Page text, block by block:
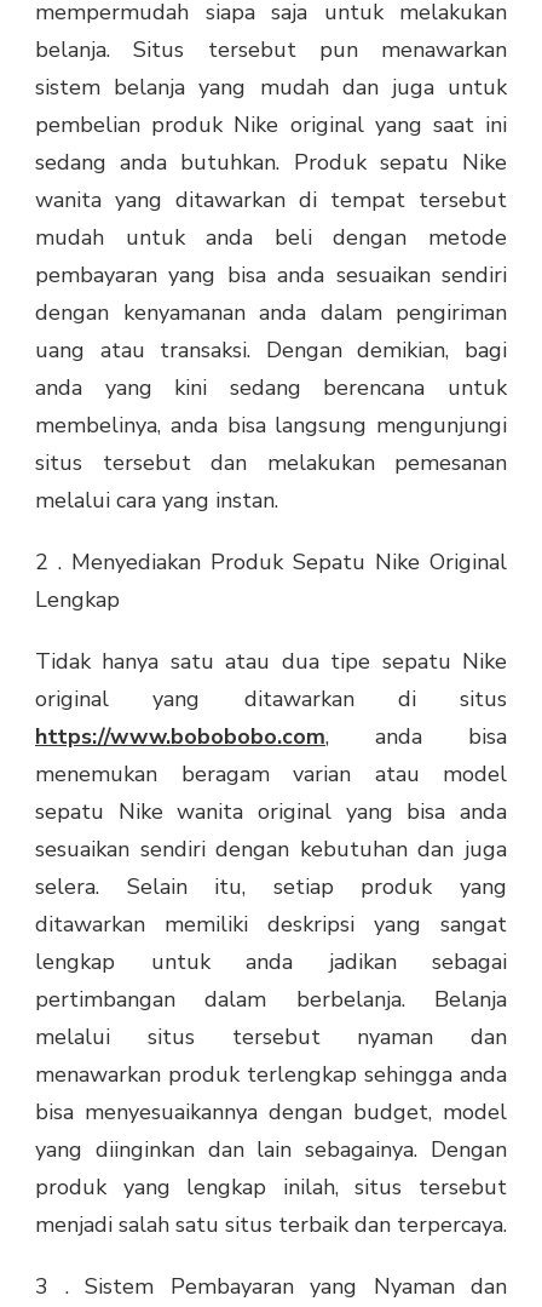
mempermudah siapa saja untuk melakukan
belanja. Situs tersebut pun menawarkan
sistem belanja yang mudah dan juga untuk
pembelian produk Nike original yang saat ini
sedang anda butuhkan. Produk sepatu Nike
wanita yang ditawarkan di tempat tersebut
mudah untuk anda beli dengan metode
pembayaran yang bisa anda sesuaikan sendiri
dengan kenyamanan anda dalam pengiriman
uang atau transaksi. Dengan demikian, bagi
anda yang kini sedang berencana untuk
membelinya, anda bisa langsung mengunjungi
situs tersebut dan melakukan pemesanan
melalui cara yang instan.
2 . Menyediakan Produk Sepatu Nike Original
Lengkap
Tidak hanya satu atau dua tipe sepatu Nike
original yang ditawarkan di situs
https://www.bobobobo.com, anda bisa
menemukan beragam varian atau model
sepatu Nike wanita original yang bisa anda
sesuaikan sendiri dengan kebutuhan dan juga
selera. Selain itu, setiap produk yang
ditawarkan memiliki deskripsi yang sangat
lengkap untuk anda jadikan sebagai
pertimbangan dalam berbelanja. Belanja
melalui situs tersebut nyaman dan
menawarkan produk terlengkap sehingga anda
bisa menyesuaikannya dengan budget, model
yang diinginkan dan lain sebagainya. Dengan
produk yang lengkap inilah, situs tersebut
menjadi salah satu situs terbaik dan terpercaya.
3 . Sistem Pembayaran yang Nyaman dan